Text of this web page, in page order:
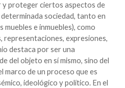
y proteger ciertos aspectos de
sociedad, tanto en
e inmuebles), como
representaciones, expresiones,
destaca por ser una
del objeto en sí mismo, sino del
marco de un proceso que es
ideológico y político. En el